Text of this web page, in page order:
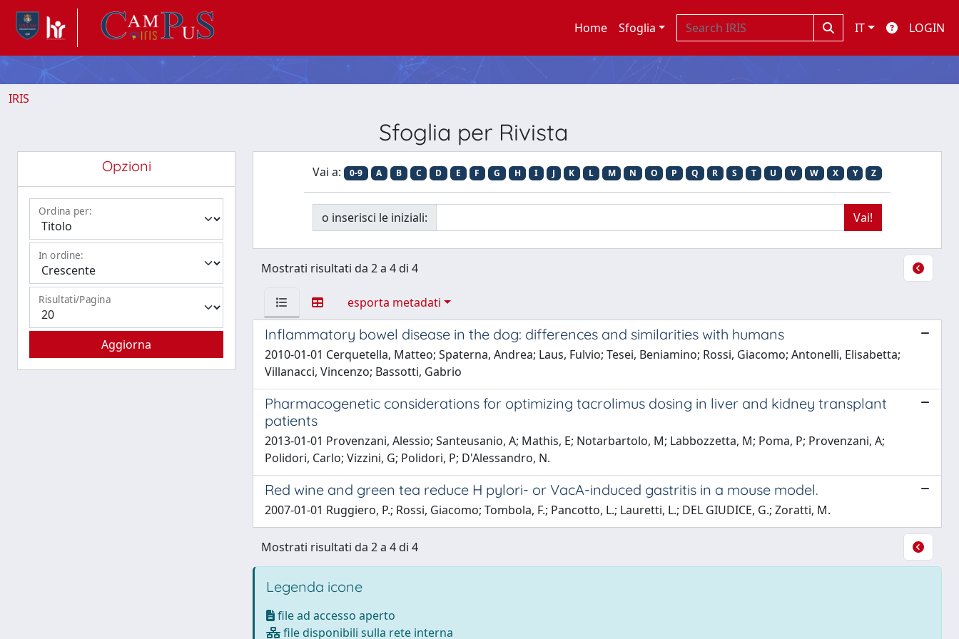
Home Sfoglia IT LOGIN
IRIS
Sfoglia per Rivista
Opzioni
Ordina per:
In ordine:
Risultati/Pagina
Vai a: 0-9 A B C D E F G H I J K L M N O P Q R S T U V W X Y Z
o inserisci le iniziali:
Mostrati risultati da 2 a 4 di 4
esporta metadati
Inflammatory bowel disease in the dog: differences and similarities with humans
2010-01-01 Cerquetella, Matteo; Spaterna, Andrea; Laus, Fulvio; Tesei, Beniamino; Rossi, Giacomo; Antonelli, Elisabetta;
Villanacci, Vincenzo; Bassotti, Gabrio
Pharmacogenetic considerations for optimizing tacrolimus dosing in liver and kidney transplant
patients
2013-01-01 Provenzani, Alessio; Santeusanio, A; Mathis, E; Notarbartolo, M; Labbozzetta, M; Poma, P; Provenzani, A;
Polidori, Carlo; Vizzini, G; Polidori, P; D'Alessandro, N.
Red wine and green tea reduce H pylori- or VacA-induced gastritis in a mouse model.
2007-01-01 Ruggiero, P.; Rossi, Giacomo; Tombola, F.; Pancotto, L.; Lauretti, L.; DEL GIUDICE, G.; Zoratti, M.
Mostrati risultati da 2 a 4 di 4
Legenda icone
file ad accesso aperto
file disponibili sulla rete interna